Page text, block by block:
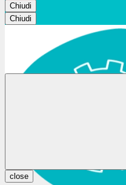
Chiudi
Chiudi
close